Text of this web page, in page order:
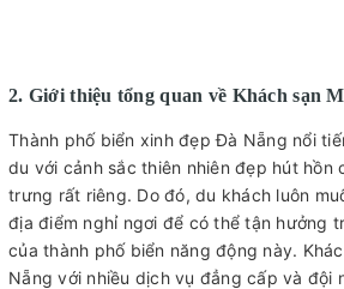
2. Giới thiệu tổng quan về Khách sạn
Thành phố biển xinh đẹp Đà Nẵng nổi
du với cảnh sắc thiên nhiên đẹp hút hồn
trưng rất riêng. Do đó, du khách luôn
địa điểm nghỉ ngơi để có thể tận hưởng
của thành phố biển năng động này.
Nẵng với nhiều dịch vụ đẳng cấp và đội